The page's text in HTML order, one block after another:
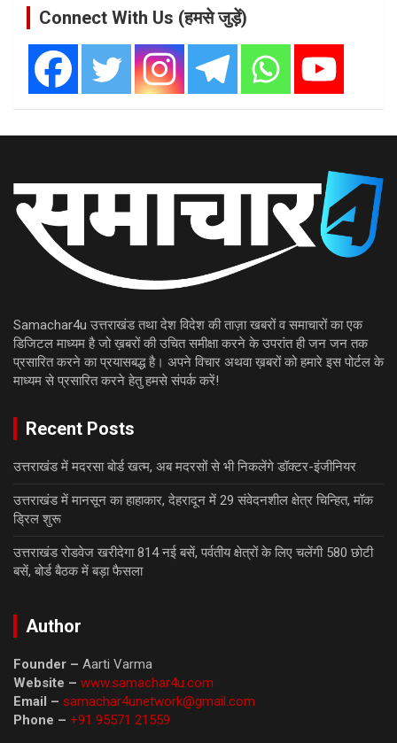
Connect With Us (हमसे जुड़ें)
Samachar4u उत्तराखंड तथा देश विदेश की ताज़ा खबरों व समाचारों का एक
डिजिटल माध्यम है जो ख़बरों की उचित समीक्षा करने के उपरांत ही जन जन तक
प्रसारित करने का प्रयासबद्ध है। अपने विचार अथवा ख़बरों को हमारे इस पोर्टल के
माध्यम से प्रसारित करने हेतु हमसे संपर्क करें!
Recent Posts
उत्तराखंड में मदरसा बोर्ड खत्म, अब मदरसों से भी निकलेंगे डॉक्टर-इंजीनियर
उत्तराखंड में मानसून का हाहाकार, देहरादून में 29 संवेदनशील क्षेत्र चिन्हित, मॉक
ड्रिल शुरू
उत्तराखंड रोडवेज खरीदेगा 814 नई बसें, पर्वतीय क्षेत्रों के लिए चलेंगी 580 छोटी
बसें, बोर्ड बैठक में बड़ा फैसला
Author
Founder – Aarti Varma
Website – www.samachar4u.com
Email – samachar4unetwork@gmail.com
Phone – +91 95571 21559